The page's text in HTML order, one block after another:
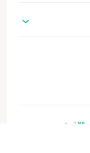
است.